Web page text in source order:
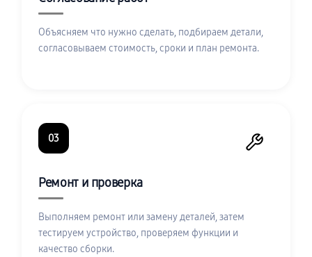
Объясняем что нужно сделать, подбираем детали,
согласовываем стоимость, сроки и план ремонта.
03
Ремонт и проверка
Выполняем ремонт или замену деталей, затем
тестируем устройство, проверяем функции и
качество сборки.